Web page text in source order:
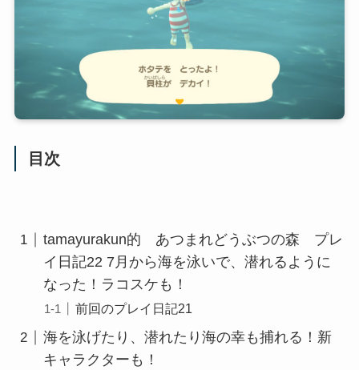
目次
tamayurakun的 あつまれどうぶつの森 プレ
イ日記22 7月から海を泳いで、潜れるように
なった！ラコスケも！
前回のプレイ日記21
海を泳げたり、潜れたり海の幸も捕れる！新
キャラクターも！